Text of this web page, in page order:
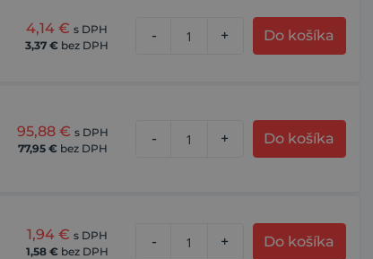
4,14 € s DPH
3,37 € bez DPH
- + Do košíka
95,88 € s DPH
77,95 € bez DPH
- + Do košíka
1,94 € s DPH
1,58 € bez DPH
- + Do košíka